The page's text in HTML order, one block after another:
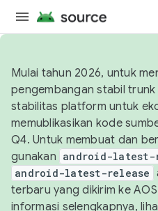
Mulai tahun 2026, untuk
pengembangan stabil trunk
stabilitas platform untuk
memublikasikan kode
Q4. Untuk membuat dan
gunakan android-latest-
android-latest-release
terbaru yang dikirim ke
informasi selengkapnya,